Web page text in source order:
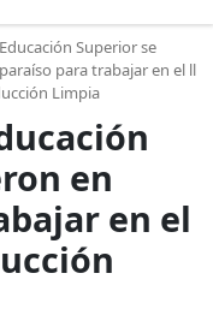
Superior se
para trabajar en el ll
Limpia
en
en el